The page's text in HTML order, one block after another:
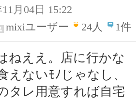
月04日 15:22
mixiユーザー
24人 1件
ねええ。店に行かな
えないﾓﾉじゃなし、
タレ用意すれば自宅